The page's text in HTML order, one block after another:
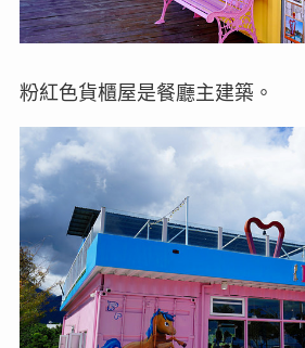
粉紅色貨櫃屋是餐廳主建築。